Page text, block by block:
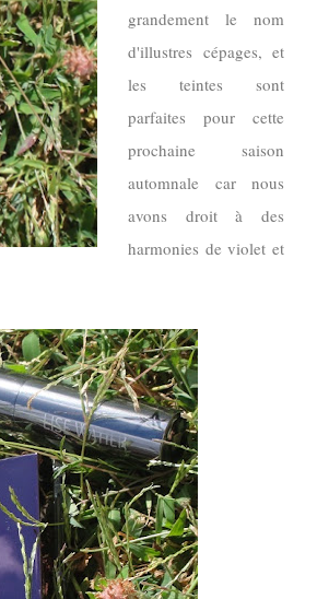
grandement le nom
d'illustres cépages, et
les teintes sont
parfaites pour cette
prochaine saison
automnale car nous
avons droit à des
harmonies de violet et